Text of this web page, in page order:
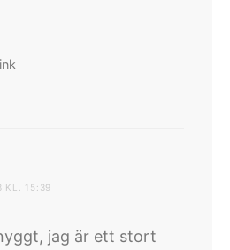
KL. 15:39
jag är ett stort